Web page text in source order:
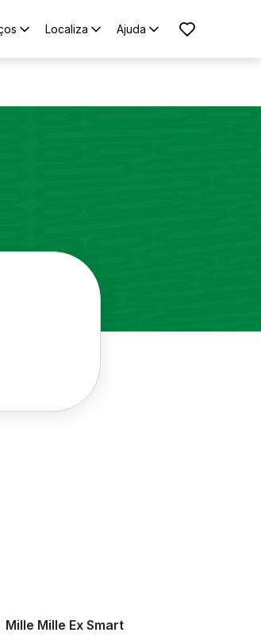
Localiza Ajuda
Mille Mille Ex Smart